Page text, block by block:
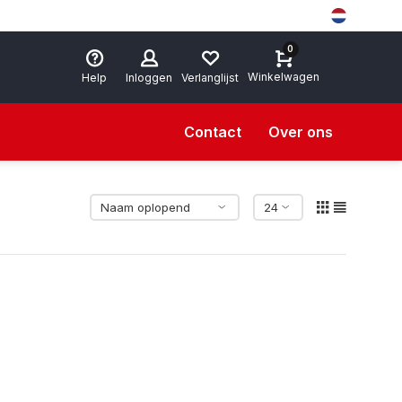
Help Inloggen Verlanglijst
0
Winkelwagen
Contact Over ons